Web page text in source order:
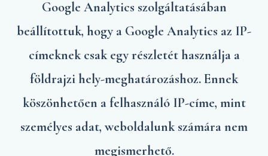
Google Analytics szolgáltatásában
beállítottuk, hogy a Google Analytics az IP-
címeknek csak egy részletét használja a
földrajzi hely-meghatározáshoz. Ennek
köszönhetően a felhasználó IP-címe, mint
személyes adat, weboldalunk számára nem
megismerhető.